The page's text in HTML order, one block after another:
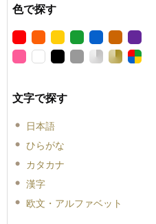
色で探す
文字で探す
日本語
ひらがな
カタカナ
漢字
欧文・アルファベット